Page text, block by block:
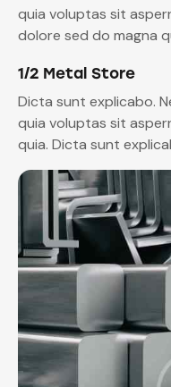
quia voluptas sit
dolore sed do magna
1/2 Metal Store
Dicta sunt explicabo.
quia voluptas sit
quia. Dicta sunt